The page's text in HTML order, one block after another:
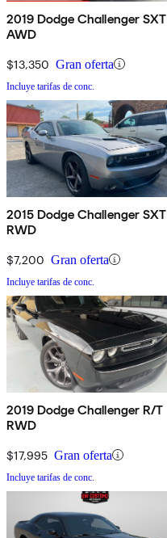
2019 Dodge Challenger SXT
AWD
$13,350 Gran oferta
Incluye tarifas de conc.
2015 Dodge Challenger SXT
RWD
$7,200 Gran oferta
Incluye tarifas de conc.
2019 Dodge Challenger R/T
RWD
$17,995 Gran oferta
Incluye tarifas de conc.